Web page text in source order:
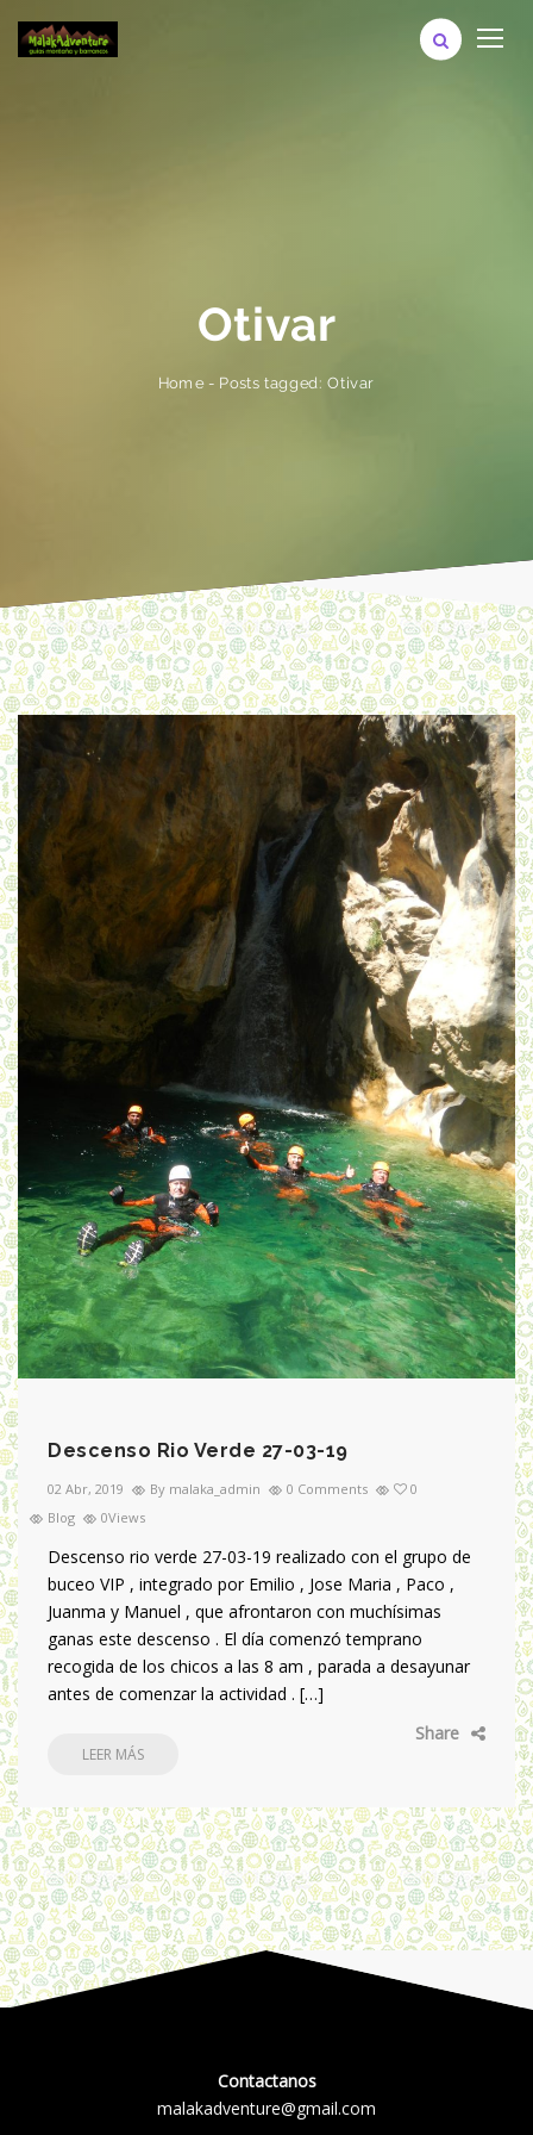
Otivar
Home- Posts tagged: Otivar
Descenso Rio Verde 27-03-19
02 Abr, 2019 By malaka_admin 0 Comments
0
Blog
0Views
Descenso rio verde 27-03-19 realizado con el grupo de
buceo VIP , integrado por Emilio , Jose Maria , Paco ,
Juanma y Manuel , que afrontaron con muchísimas
ganas este descenso . El día comenzó temprano
recogida de los chicos a las 8 am , parada a desayunar
antes de comenzar la actividad . […]
Share
LEER MÁS
Contactanos
malakadventure@gmail.com